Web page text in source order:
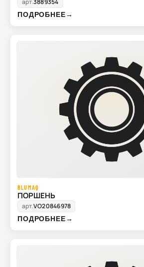
арт.3889354
ПОДРОБНЕЕ→
BLUMAQ
ПОРШЕНЬ
арт.VO20846978
ПОДРОБНЕЕ→